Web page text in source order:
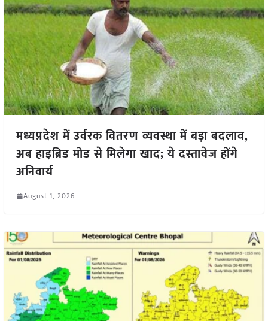
मध्यप्रदेश में उर्वरक वितरण व्यवस्था में बड़ा बदलाव,
अब हाइब्रिड मोड से मिलेगा खाद; ये दस्तावेज होंगे
अनिवार्य
August 1, 2026